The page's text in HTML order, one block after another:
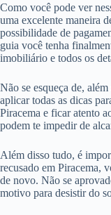
Como você pode ver
uma excelente maneira
possibilidade de
guia você tenha
imobiliário e todos os
Não se esqueça de,
aplicar todas as dicas
Piracema e ficar atento
podem te impedir de
Além disso tudo, é
recusado em Piracema,
de novo. Não se
motivo para desistir do